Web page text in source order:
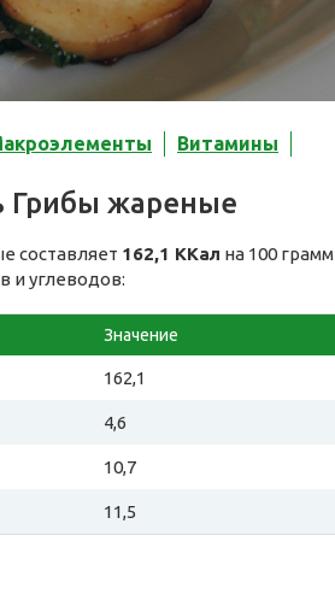
Витамины
Грибы жареные
составляет 162,1 ККал на 100 грамм
и углеводов:
Значение
162,1
4,6
10,7
11,5